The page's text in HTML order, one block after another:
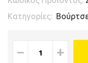
Κατηγορίες:
− +